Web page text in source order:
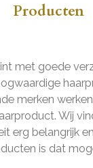
Producten
met goede
merken
Wij
erg belangrijk
is dat